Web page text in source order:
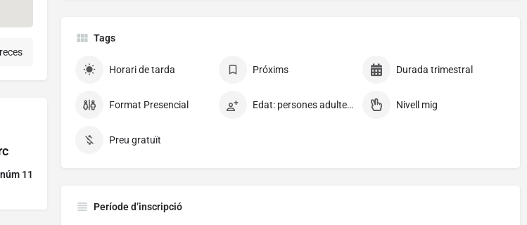
Tags
Horari de tarda Próxims Durada trimestral
Format Presencial Edat: persones adultes en general Nivell mig
Preu gratuït
11
Període d’inscripció